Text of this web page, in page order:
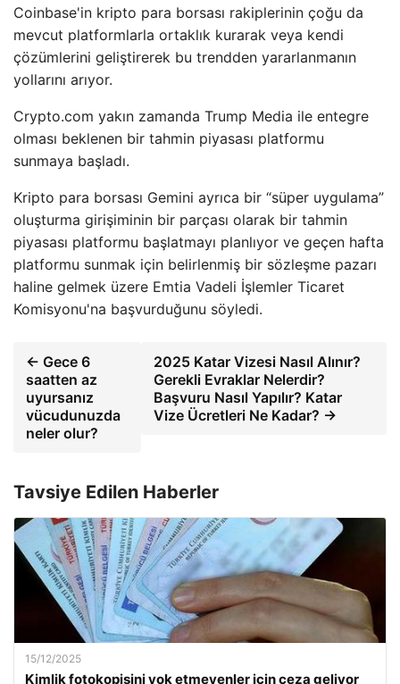
Coinbase'in kripto para borsası rakiplerinin çoğu da
mevcut platformlarla ortaklık kurarak veya kendi
çözümlerini geliştirerek bu trendden yararlanmanın
yollarını arıyor.
Crypto.com yakın zamanda Trump Media ile entegre
olması beklenen bir tahmin piyasası platformu
sunmaya başladı.
Kripto para borsası Gemini ayrıca bir “süper uygulama”
oluşturma girişiminin bir parçası olarak bir tahmin
piyasası platformu başlatmayı planlıyor ve geçen hafta
platformu sunmak için belirlenmiş bir sözleşme pazarı
haline gelmek üzere Emtia Vadeli İşlemler Ticaret
Komisyonu'na başvurduğunu söyledi.
← Gece 6
saatten az
uyursanız
vücudunuzda
neler olur?
2025 Katar Vizesi Nasıl Alınır?
Gerekli Evraklar Nelerdir?
Başvuru Nasıl Yapılır? Katar
Vize Ücretleri Ne Kadar? →
Tavsiye Edilen Haberler
15/12/2025
Kimlik fotokopisini yok etmeyenler için ceza geliyor